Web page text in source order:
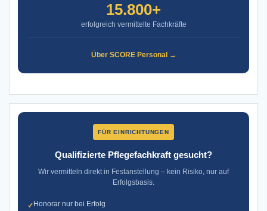
15.800+
erfolgreich vermittelte Fachkräfte
Über SCORE Personal →
FÜR EINRICHTUNGEN
Qualifizierte Pflegefachkraft gesucht?
Wir vermitteln direkt in Festanstellung – kein Risiko, nur auf
Erfolgsbasis.
✓ Honorar nur bei Erfolg